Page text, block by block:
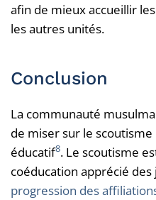
afin de mieux accueillir
les autres unités.
Conclusion
La communauté
de miser sur le
éducatif8. Le scoutisme
coéducation apprécié des
progression des